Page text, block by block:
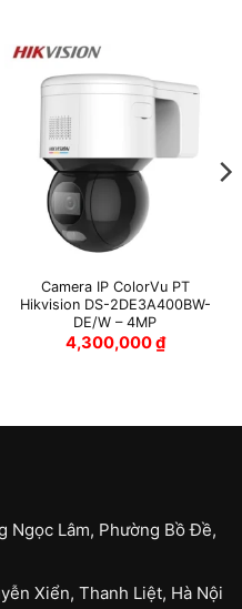
Camera IP ColorVu PT
Hikvision DS-2DE3A400BW-
DE/W – 4MP
4,300,000₫
Ngọc Lâm, Phường Bồ Đề,
Xiển, Thanh Liệt, Hà Nội